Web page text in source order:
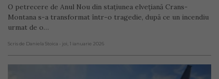
O petrecere de Anul Nou din stațiunea elvețiană Crans-
Montana s-a transformat într-o tragedie, după ce un incendiu
urmat de o…
Scris de Daniela Stoica - joi, 1 ianuarie 2026